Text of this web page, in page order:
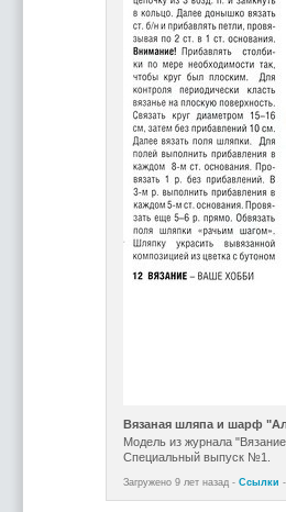
Вязаная шляпа и шарф
Модель из журнала
Специальный выпуск №1.
Загружено 9 лет назад - Ссылки -